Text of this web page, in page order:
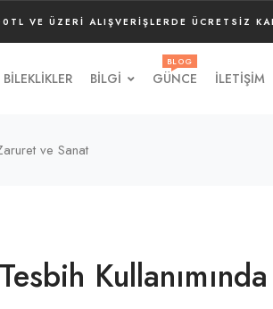
VE ÜZERI ALIŞVERIŞLERDE ÜCRETSIZ
BILEKLIKLER BILGI GÜNCE
BLOG
İLETIŞIM
ve Sanat
Kullanımında